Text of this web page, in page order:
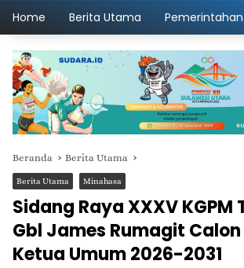
Home Berita Utama Pemerintahan
Beranda Berita Utama
Berita Utama Minahasa
Sidang Raya XXXV KGPM
Gbl James Rumagit
Ketua Umum 2026-2031